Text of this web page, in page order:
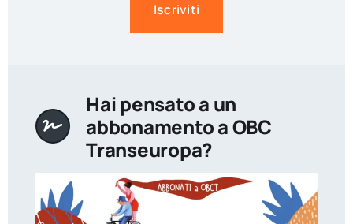
Iscriviti
Hai pensato a un
abbonamento a OBC
Transeuropa?